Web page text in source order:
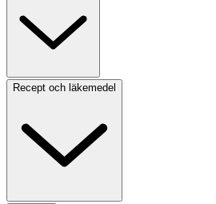
Recept och läkemedel